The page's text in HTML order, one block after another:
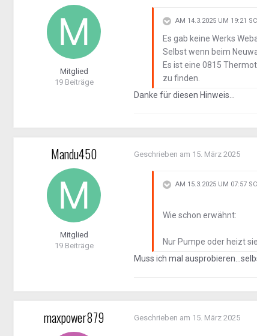
Mitglied
19 Beiträge
AM 14.3.2025 UM 19:21
Es gab keine Werks
Selbst wenn beim
Es ist eine 0815
zu finden.
Danke für diesen Hinweis...
Mandu450
Mitglied
19 Beiträge
Geschrieben am 15. März 2025
AM 15.3.2025 UM 07:57
Wie schon erwähnt:
Nur Pumpe oder heizt
Muss ich mal
maxpower879 Geschrieben am 15. März 2025